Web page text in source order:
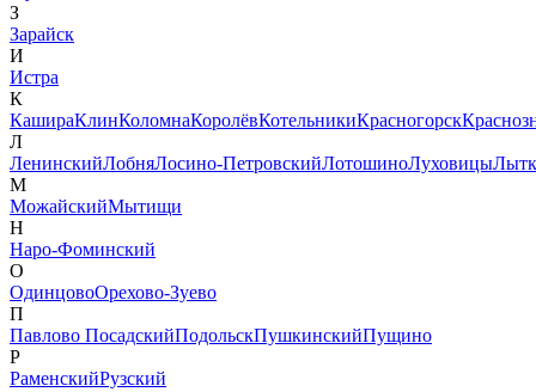
З
Зарайск
И
Истра
К
КашираКлинКоломнаКоролёвКотельникиКрасногорск
Л
ЛенинскийЛобняЛосино-ПетровскийЛотошиноЛуховицы
М
МожайскийМытищи
Н
Наро-Фоминский
О
ОдинцовоОрехово-Зуево
П
Павлово ПосадскийПодольскПушкинскийПущино
Р
РаменскийРузский